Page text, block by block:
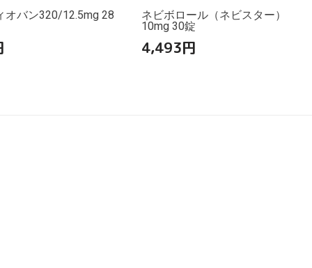
オバン320/12.5mg 28
ネビボロール（ネビスター）
10mg 30錠
4,493円